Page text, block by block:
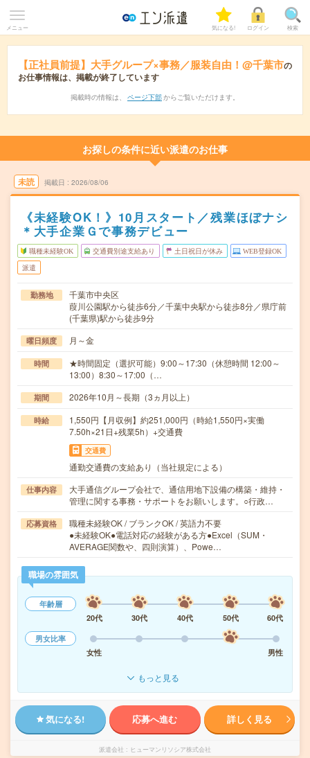
メニュー 気になる! ログイン 検索
【正社員前提】大手グループ×事務／服装自由！@千葉市の
お仕事情報は、掲載が終了しています
掲載時の情報は、 ページ下部 からご覧いただけます。
お探しの条件に近い派遣のお仕事
未読 掲載日 2026/08/06
《未経験OK！》10月スタート／残業ほぼナシ
＊大手企業Ｇで事務デビュー
職種未経験OK 交通費別途支給あり 土日祝日が休み WEB登録OK
派遣
勤務地
千葉市中央区
葭川公園駅から徒歩6分／千葉中央駅から徒歩8分／県庁前
(千葉県)駅から徒歩9分
曜日頻度 月～金
時間
★時間固定（選択可能）9:00～17:30（休憩時間 12:00～
13:00）8:30～17:00（…
期間 2026年10月～長期（3ヵ月以上）
時給
1,550円【月収例】約251,000円（時給1,550円×実働
7.50h×21日+残業5h）+交通費
交通費
通勤交通費の支給あり（当社規定による）
仕事内容
大手通信グループ会社で、通信用地下設備の構築・維持・
管理に関する事務・サポートをお願いします。○行政…
応募資格
職種未経験OK / ブランクOK / 英語力不要
●未経験OK●電話対応の経験がある方●Excel（SUM・
AVERAGE関数や、四則演算）、Powe…
職場の雰囲気
年齢層
20代
30代 40代 50代
60代
男女比率
女性
男性
もっと見る
気になる! 応募へ進む 詳しく見る
派遣会社 ヒューマンリソシア株式会社